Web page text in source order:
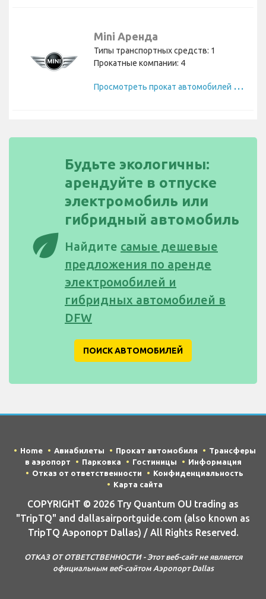
Mini Аренда
Типы транспортных средств: 1
Прокатные компании: 4
П
росмотреть прокат автомобилей Mini
eco
Будьте экологичны:
арендуйте в отпуске
электромобиль или
гибридный автомобиль
Найдите самые дешевые
предложения по аренде
электромобилей и
гибридных автомобилей в
DFW
ПОИСК АВТОМОБИЛЕЙ
Home Авиабилеты Прокат автомобиля
Трансферы
в аэропорт
Парковка Гостиницы
Информация
Отказ от ответственности
Конфиденциальность
Карта сайта
COPYRIGHT © 2026 Try Quantum OU trading as
"TripTQ" and dallasairportguide.com (also known as
TripTQ Аэропорт Dallas) / All Rights Reserved.
ОТКАЗ ОТ ОТВЕТСТВЕННОСТИ - Этот веб-сайт не является
официальным веб-сайтом Аэропорт Dallas